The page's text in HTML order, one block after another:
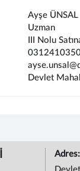
Ayşe ÜNSAL
Uzman
III Nolu
Devlet
Adres: